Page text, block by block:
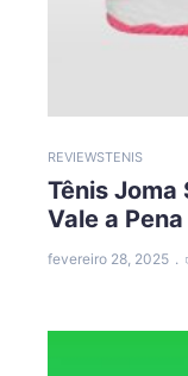
REVIEWSTENIS
Tênis Joma
Vale a
fevereiro 28, 2025